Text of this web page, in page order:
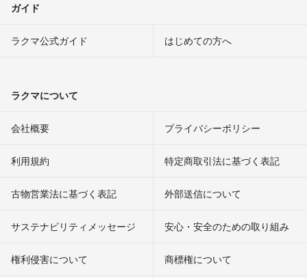
ガイド
ラクマ公式ガイド はじめての方へ
ラクマについて
会社概要 プライバシーポリシー
利用規約 特定商取引法に基づく表記
古物営業法に基づく表記 外部送信について
サステナビリティメッセージ 安心・安全のための取り組み
権利侵害について
商標権について